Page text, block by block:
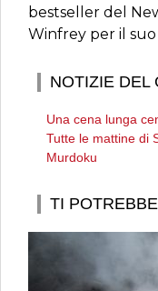
bestseller del
Winfrey per il
NOTIZIE DEL
Una cena lunga
Tutte le mattine di
Murdoku
TI